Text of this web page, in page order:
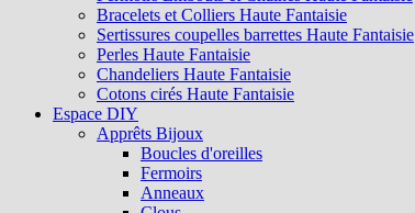
Bracelets et Colliers Haute Fantaisie
Sertissures coupelles barrettes Haute Fantaisie
Perles Haute Fantaisie
Chandeliers Haute Fantaisie
Cotons cirés Haute Fantaisie
Espace DIY
Apprêts Bijoux
Boucles d'oreilles
Fermoirs
Anneaux